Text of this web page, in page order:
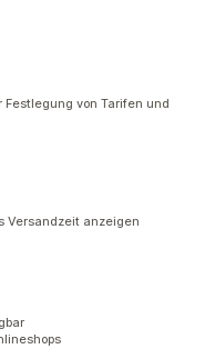
von Tarifen und
Versandzeit anzeigen